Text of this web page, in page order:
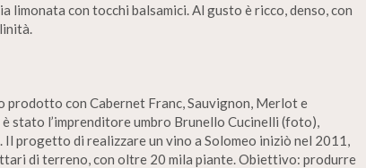
limonata con tocchi balsamici. Al gusto è ricco, denso, con
prodotto con Cabernet Franc, Sauvignon, Merlot e
stato l’imprenditore umbro Brunello Cucinelli (foto),
Il progetto di realizzare un vino a Solomeo iniziò nel 2011,
di terreno, con oltre 20 mila piante. Obiettivo: produrre